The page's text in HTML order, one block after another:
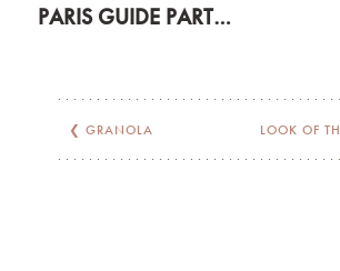
PARIS GUIDE PART II – ANOTHER DAY IN PARIS…
❮ GRANOLA